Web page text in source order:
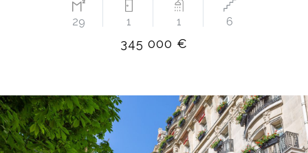
29 1 1 6
345 000 €